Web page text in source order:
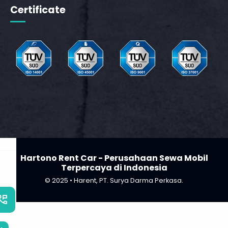
Certificate
Hartono Rent Car - Perusahaan Sewa Mobil
Terpercaya di Indonesia
© 2025 • Harent, PT. Surya Darma Perkasa.